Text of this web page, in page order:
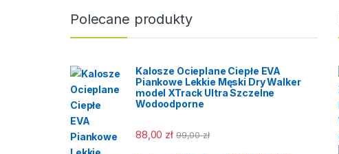
Polecane produkty
Kalosze Ocieplane Ciepłe EVA
Piankowe Lekkie Męski Dry Walker
model XTrack Ultra Szczelne
Wodoodporne
88,00 zł 99,00zł